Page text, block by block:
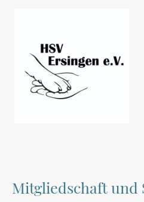
Mitgliedschaft und